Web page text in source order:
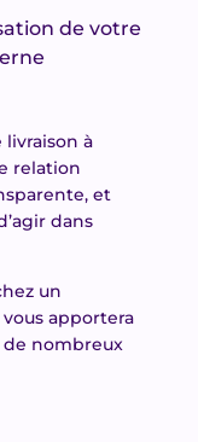
de votre
à
relation
et
dans
un
apportera
de nombreux